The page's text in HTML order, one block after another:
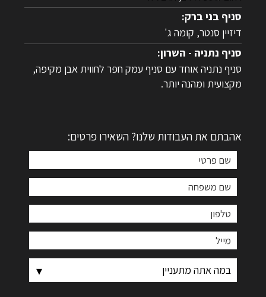
סניף בני ברק:
דיזיין סנטר, קומה ג'
סניף נתניה - השרון:
סניף נתניה אוחד עם סניף עמק חפר לחווית אבן מקיפה,
מקצועית ומהנה יותר.
אהבתם את העבודות שלנו? השאירו פרטים: